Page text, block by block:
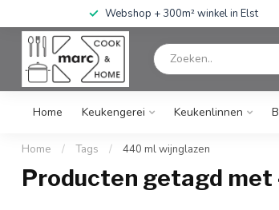
Webshop + 300m² winkel in Elst
Home Keukengerei Keukenlinnen
Home / Tags / 440 ml wijnglazen
Producten getagd